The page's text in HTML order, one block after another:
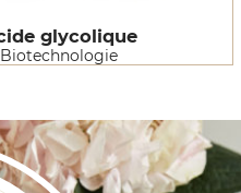
glycolique
Biotechnologie